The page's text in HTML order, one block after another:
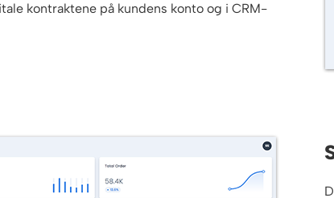
kontraktene på kundens konto og i CRM-